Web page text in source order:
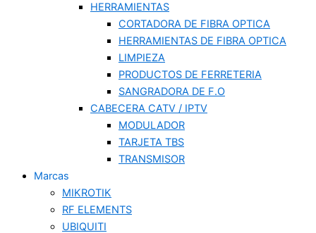
HERRAMIENTAS
CORTADORA DE FIBRA OPTICA
HERRAMIENTAS DE FIBRA OPTICA
LIMPIEZA
PRODUCTOS DE FERRETERIA
SANGRADORA DE F.O
CABECERA CATV / IPTV
MODULADOR
TARJETA TBS
TRANSMISOR
Marcas
MIKROTIK
RF ELEMENTS
UBIQUITI